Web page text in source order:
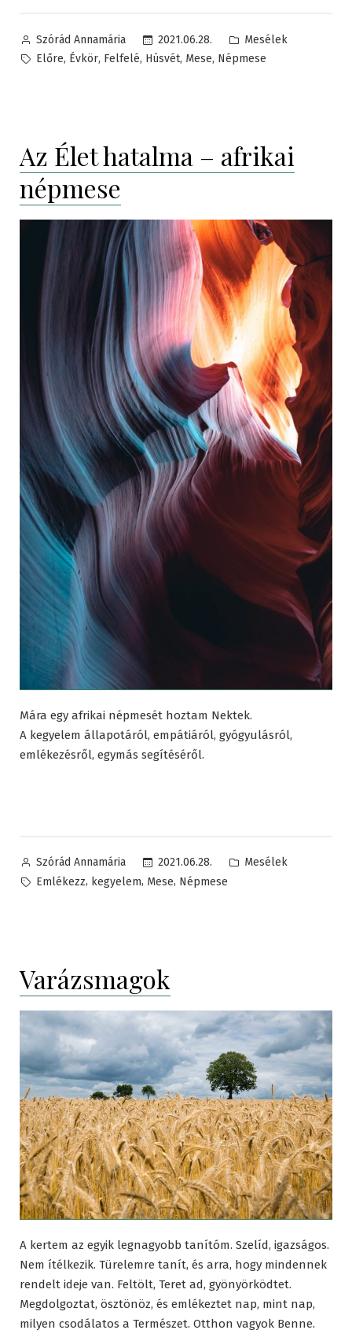
Posted
by
Szórád Annamária 2021.06.28.
Posted
in
Mesélek
Tags:
Előre, Évkör, Felfelé, Húsvét, Mese, Népmese
Az Élet hatalma – afrikai
népmese
Mára egy afrikai népmesét hoztam Nektek.
A kegyelem állapotáról, empátiáról, gyógyulásról,
emlékezésről, egymás segítéséről.
Posted
by
Szórád Annamária 2021.06.28.
Posted
Mesélek
Tags:
Emlékezz, kegyelem, Mese, Népmese
Varázsmagok
A kertem az egyik legnagyobb tanítóm. Szelíd, igazságos.
Nem ítélkezik. Türelemre tanít, és arra, hogy mindennek
rendelt ideje van. Feltölt, Teret ad, gyönyörködtet.
Megdolgoztat, ösztönöz, és emlékeztet nap, mint nap,
milyen csodálatos a Természet. Otthon vagyok Benne.